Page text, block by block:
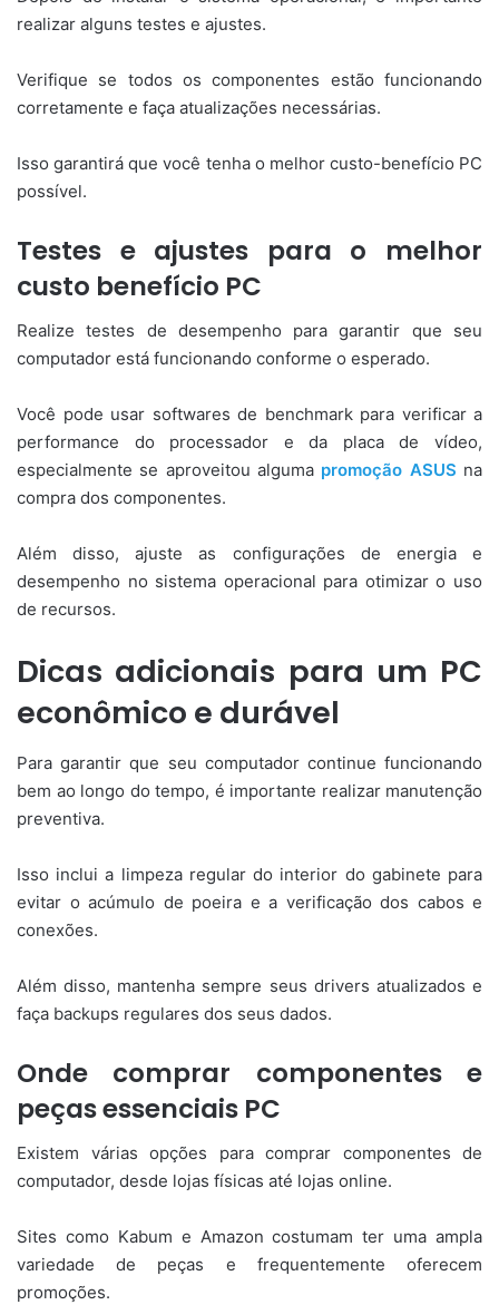
realizar alguns testes e ajustes.
Verifique se todos os componentes estão funcionando
corretamente e faça atualizações necessárias.
Isso garantirá que você tenha o melhor custo-benefício PC
possível.
Testes e ajustes para o melhor
custo benefício PC
Realize testes de desempenho para garantir que seu
computador está funcionando conforme o esperado.
Você pode usar softwares de benchmark para verificar a
performance do processador e da placa de vídeo,
especialmente se aproveitou alguma promoção ASUS na
compra dos componentes.
Além disso, ajuste as configurações de energia e
desempenho no sistema operacional para otimizar o uso
de recursos.
Dicas adicionais para um PC
econômico e durável
Para garantir que seu computador continue funcionando
bem ao longo do tempo, é importante realizar manutenção
preventiva.
Isso inclui a limpeza regular do interior do gabinete para
evitar o acúmulo de poeira e a verificação dos cabos e
conexões.
Além disso, mantenha sempre seus drivers atualizados e
faça backups regulares dos seus dados.
Onde comprar componentes e
peças essenciais PC
Existem várias opções para comprar componentes de
computador, desde lojas físicas até lojas online.
Sites como Kabum e Amazon costumam ter uma ampla
variedade de peças e frequentemente oferecem
promoções.